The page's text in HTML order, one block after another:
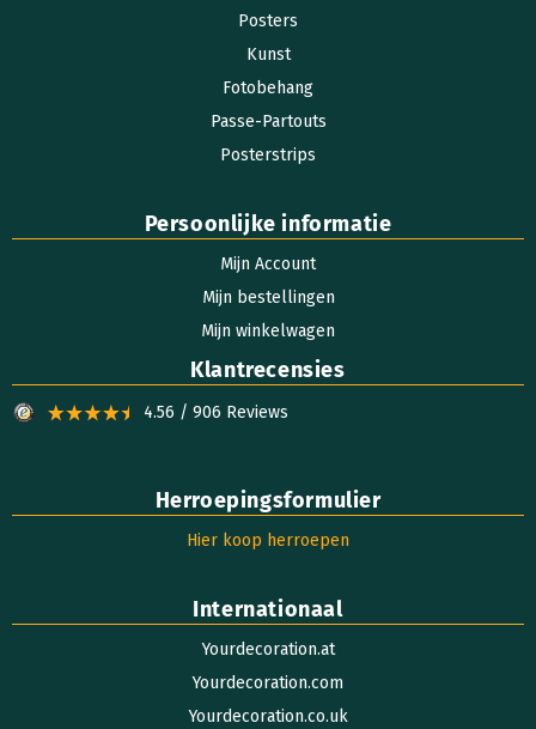
Posters
Kunst
Fotobehang
Passe-Partouts
Posterstrips
Persoonlijke informatie
Mijn Account
Mijn bestellingen
Mijn winkelwagen
Klantrecensies
4.56 / 906 Reviews
Herroepingsformulier
Hier koop herroepen
Internationaal
Yourdecoration.at
Yourdecoration.com
Yourdecoration.co.uk